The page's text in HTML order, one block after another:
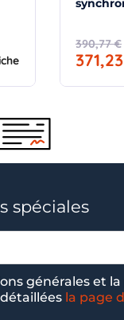
390,77 €
spéciales
générales et
la page